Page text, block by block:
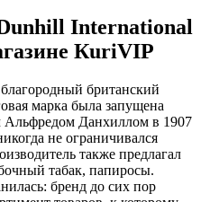
International
КuriVIP
британский
марка была запущена
Альфредом Данхиллом в 1907
не ограничивался
также предлагал
табак, папиросы.
бренд до сих пор